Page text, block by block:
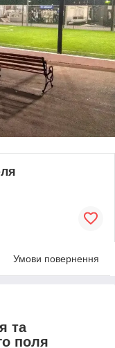
Умови повернення
та
поля